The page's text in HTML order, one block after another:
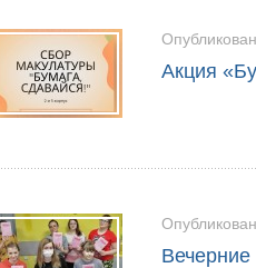
Акция